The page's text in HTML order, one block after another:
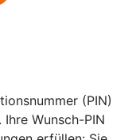
(PIN)
Wunsch-PIN